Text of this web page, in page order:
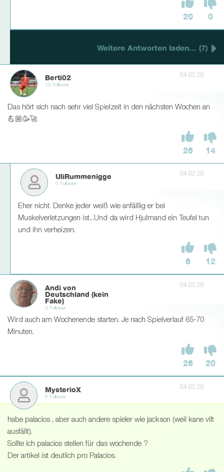
20 0
Weitere Antworten laden... (7)
Berti02
13 Follower
04.02.26
Das hört sich nach sehr viel Spielzeit in den nächsten Wochen an
💪🏼🥳🚀
26 14
UliRummenigge
0 Follower
04.02.26
Eher nicht. Denke jeder weiß wie anfälllig er bei
Muskelverletzungen ist...Und da wird Hjulmand ein Teufel tun
und ihn verheizen.
6 12
Andi von
Deutschland (kein
Fake)
3 Follower
04.02.26
Wird auch am Wochenende starten. Je nach Spielverlauf 65-70
Minuten.
26 20
MysterioX
0 Follower
04.02.26
habe palacios , aber auch andere spieler wie jackson (weil kane vllt
ausfällt).
Sollte ich palacios stellen für das wochende ?
Der artikel ist deutlich pro Palacios.